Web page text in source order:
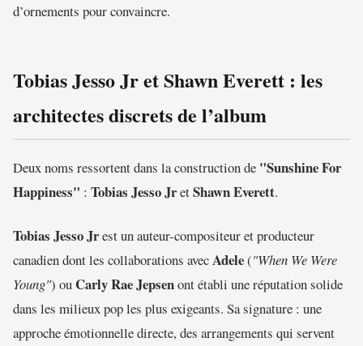
d’ornements pour convaincre.
Tobias Jesso Jr et Shawn Everett : les
architectes discrets de l’album
Deux noms ressortent dans la construction de "Sunshine For
Happiness" : Tobias Jesso JretShawn Everett.
Tobias Jesso Jrest un auteur-compositeur et producteur
canadien dont les collaborations avecAdele("When We Were
Young") ou Carly Rae Jepsenont établi une réputation solide
dans les milieux pop les plus exigeants. Sa signature : une
approche émotionnelle directe, des arrangements qui servent